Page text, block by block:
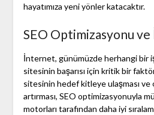
hayatımıza yeni yönler katacaktır.
SEO Optimizasyonu
İnternet, günümüzde herhangi bir
sitesinin başarısı için kritik bir
sitesinin hedef kitleye ulaşması ve
artırması, SEO optimizasyonuyla
motorları tarafından daha iyi